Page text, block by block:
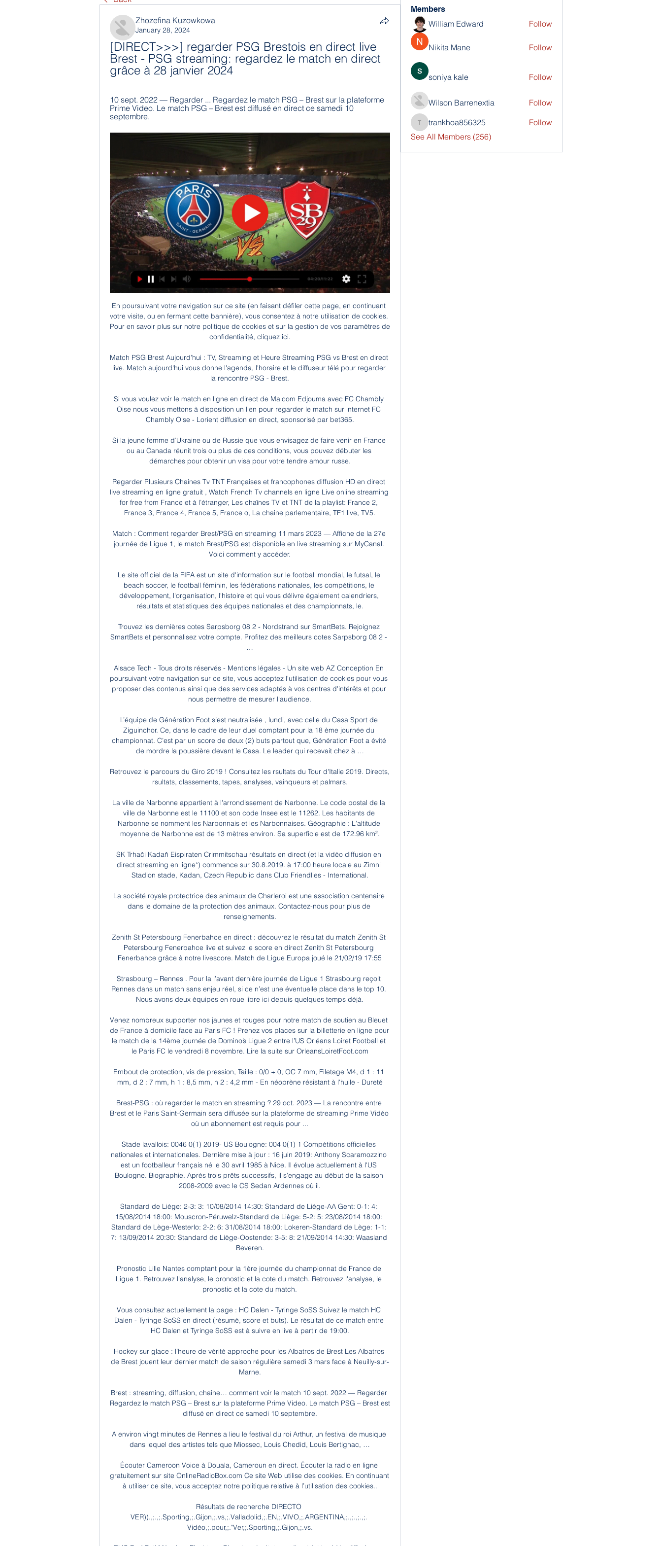
Zhozefina Kuzowkowa
January 28, 2024
[DIRECT>>>] regarder PSG Brestois en direct live
Brest - PSG streaming: regardez le match en direct
grâce à 28 janvier 2024
10 sept. 2022 — Regarder ... Regardez le match PSG – Brest sur la plateforme
Prime Video. Le match PSG – Brest est diffusé en direct ce samedi 10
septembre.
En poursuivant votre navigation sur ce site (en faisant défiler cette page, en continuant
votre visite, ou en fermant cette bannière), vous consentez à notre utilisation de cookies.
Pour en savoir plus sur notre politique de cookies et sur la gestion de vos paramètres de
confidentialité, cliquez ici.
Match PSG Brest Aujourd'hui : TV, Streaming et Heure Streaming PSG vs Brest en direct
live. Match aujourd'hui vous donne l'agenda, l'horaire et le diffuseur télé pour regarder
la rencontre PSG - Brest.
Si vous voulez voir le match en ligne en direct de Malcom Edjouma avec FC Chambly
Oise nous vous mettons à disposition un lien pour regarder le match sur internet FC
Chambly Oise - Lorient diffusion en direct, sponsorisé par bet365.
Si la jeune femme d’Ukraine ou de Russie que vous envisagez de faire venir en France
ou au Canada réunit trois ou plus de ces conditions, vous pouvez débuter les
démarches pour obtenir un visa pour votre tendre amour russe.
Regarder Plusieurs Chaines Tv TNT Françaises et francophones diffusion HD en direct
live streaming en ligne gratuit , Watch French Tv channels en ligne Live online streaming
for free from France et à l’étranger, Les chaînes TV et TNT de la playlist: France 2,
France 3, France 4, France 5, France o, La chaine parlementaire, TF1 live, TV5.
Match : Comment regarder Brest/PSG en streaming 11 mars 2023 — Affiche de la 27e
journée de Ligue 1, le match Brest/PSG est disponible en live streaming sur MyCanal.
Voici comment y accéder.
Le site officiel de la FIFA est un site d'information sur le football mondial, le futsal, le
beach soccer, le football féminin, les fédérations nationales, les compétitions, le
développement, l'organisation, l'histoire et qui vous délivre également calendriers,
résultats et statistiques des équipes nationales et des championnats, le.
Trouvez les dernières cotes Sarpsborg 08 2 - Nordstrand sur SmartBets. Rejoignez
SmartBets et personnalisez votre compte. Profitez des meilleurs cotes Sarpsborg 08 2 -
…
Alsace Tech - Tous droits réservés - Mentions légales - Un site web AZ Conception En
poursuivant votre navigation sur ce site, vous acceptez l'utilisation de cookies pour vous
proposer des contenus ainsi que des services adaptés à vos centres d'intérêts et pour
nous permettre de mesurer l'audience.
L’équipe de Génération Foot s’est neutralisée , lundi, avec celle du Casa Sport de
Ziguinchor. Ce, dans le cadre de leur duel comptant pour la 18 ème journée du
championnat. C’est par un score de deux (2) buts partout que, Génération Foot a évité
de mordre la poussière devant le Casa. Le leader qui recevait chez à …
Retrouvez le parcours du Giro 2019 ! Consultez les rsultats du Tour d'Italie 2019. Directs,
rsultats, classements, tapes, analyses, vainqueurs et palmars.
La ville de Narbonne appartient à l'arrondissement de Narbonne. Le code postal de la
ville de Narbonne est le 11100 et son code Insee est le 11262. Les habitants de
Narbonne se nomment les Narbonnais et les Narbonnaises. Géographie : L'altitude
moyenne de Narbonne est de 13 mètres environ. Sa superficie est de 172.96 km².
SK Trhači Kadaň Eispiraten Crimmitschau résultats en direct (et la vidéo diffusion en
direct streaming en ligne*) commence sur 30.8.2019. à 17:00 heure locale au Zimni
Stadion stade, Kadan, Czech Republic dans Club Friendlies - International.
La société royale protectrice des animaux de Charleroi est une association centenaire
dans le domaine de la protection des animaux. Contactez-nous pour plus de
renseignements.
Zenith St Petersbourg Fenerbahce en direct : découvrez le résultat du match Zenith St
Petersbourg Fenerbahce live et suivez le score en direct Zenith St Petersbourg
Fenerbahce grâce à notre livescore. Match de Ligue Europa joué le 21/02/19 17:55
Strasbourg – Rennes . Pour la l’avant dernière journée de Ligue 1 Strasbourg reçoit
Rennes dans un match sans enjeu réel, si ce n’est une éventuelle place dans le top 10.
Nous avons deux équipes en roue libre ici depuis quelques temps déjà.
Venez nombreux supporter nos jaunes et rouges pour notre match de soutien au Bleuet
de France à domicile face au Paris FC ! Prenez vos places sur la billetterie en ligne pour
le match de la 14ème journée de Domino’s Ligue 2 entre l’US Orléans Loiret Football et
le Paris FC le vendredi 8 novembre. Lire la suite sur OrleansLoiretFoot.com
Embout de protection, vis de pression, Taille : 0/0 + 0, OC 7 mm, Filetage M4, d 1 : 11
mm, d 2 : 7 mm, h 1 : 8,5 mm, h 2 : 4,2 mm - En néoprène résistant à l'huile - Dureté
Brest-PSG : où regarder le match en streaming ? 29 oct. 2023 — La rencontre entre
Brest et le Paris Saint-Germain sera diffusée sur la plateforme de streaming Prime Vidéo
où un abonnement est requis pour ...
Stade lavallois: 0046 0(1) 2019- US Boulogne: 004 0(1) 1 Compétitions officielles
nationales et internationales. Dernière mise à jour : 16 juin 2019: Anthony Scaramozzino
est un footballeur français né le 30 avril 1985 à Nice. Il évolue actuellement à l'US
Boulogne. Biographie. Après trois prêts successifs, il s'engage au début de la saison
2008-2009 avec le CS Sedan Ardennes où il.
Standard de Liège: 2-3: 3: 10/08/2014 14:30: Standard de Liège-AA Gent: 0-1: 4:
15/08/2014 18:00: Mouscron-Péruwelz-Standard de Liège: 5-2: 5: 23/08/2014 18:00:
Standard de Lège-Westerlo: 2-2: 6: 31/08/2014 18:00: Lokeren-Standard de Lège: 1-1:
7: 13/09/2014 20:30: Standard de Liège-Oostende: 3-5: 8: 21/09/2014 14:30: Waasland
Beveren.
Pronostic Lille Nantes comptant pour la 1ère journée du championnat de France de
Ligue 1. Retrouvez l'analyse, le pronostic et la cote du match. Retrouvez l'analyse, le
pronostic et la cote du match.
Vous consultez actuellement la page : HC Dalen - Tyringe SoSS Suivez le match HC
Dalen - Tyringe SoSS en direct (résumé, score et buts). Le résultat de ce match entre
HC Dalen et Tyringe SoSS est à suivre en live à partir de 19:00.
Hockey sur glace : l’heure de vérité approche pour les Albatros de Brest Les Albatros
de Brest jouent leur dernier match de saison régulière samedi 3 mars face à Neuilly-sur-
Marne.
Brest : streaming, diffusion, chaîne… comment voir le match 10 sept. 2022 — Regarder
Regardez le match PSG – Brest sur la plateforme Prime Video. Le match PSG – Brest est
diffusé en direct ce samedi 10 septembre.
A environ vingt minutes de Rennes a lieu le festival du roi Arthur, un festival de musique
dans lequel des artistes tels que Miossec, Louis Chedid, Louis Bertignac, …
Écouter Cameroon Voice à Douala, Cameroun en direct. Écouter la radio en ligne
gratuitement sur site OnlineRadioBox.com Ce site Web utilise des cookies. En continuant
à utiliser ce site, vous acceptez notre politique relative à l’utilisation des cookies..
Résultats de recherche DIRECTO
VER)).,;.,;.Sporting,;.Gijon,;.vs,;.Valladolid,;.EN,;.VIVO,;.ARGENTINA,;.,;.,;.,;.
Vidéo,;.pour,;."Ver,;.Sporting,;.Gijon,;.vs.
Members
William Edward Follow
Nikita Mane Follow
soniya kale Follow
Wilson Barrenextia Follow
trankhoa856325
trankhoa856325
Follow
See All Members (256)